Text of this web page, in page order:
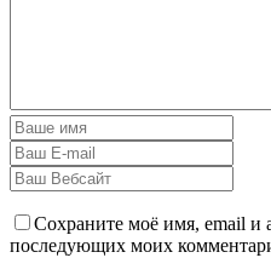
Сохраните моё имя, email и
последующих моих